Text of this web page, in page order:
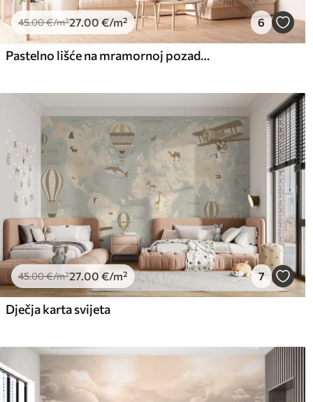
45.00€/m²27.00 €/m² 6
Pastelno lišće na mramornoj pozadini u bež tonovima
45.00€/m²27 .00 €/m² 7
Dječja karta svijeta